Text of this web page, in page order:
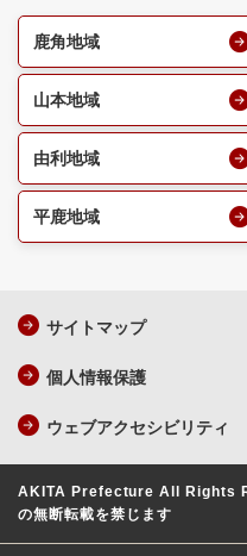
鹿角地域
山本地域
由利地域
平鹿地域
サイトマップ
個人情報保護
ウェブアクセシビリティ
AKITA Prefecture All Rights
の無断転載を禁じます